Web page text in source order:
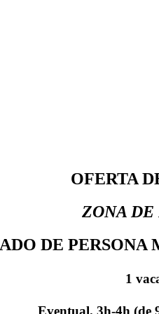
OFERTA
ZONA
DE PERSONA
1